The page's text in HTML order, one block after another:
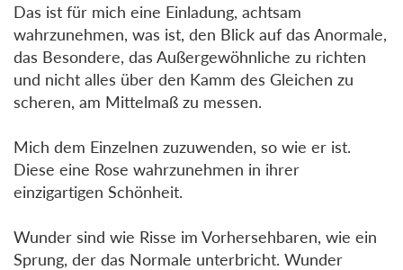
Das ist für mich eine Einladung, achtsam
wahrzunehmen, was ist, den Blick auf das Anormale,
das Besondere, das Außergewöhnliche zu richten
und nicht alles über den Kamm des Gleichen zu
scheren, am Mittelmaß zu messen.
Mich dem Einzelnen zuzuwenden, so wie er ist.
Diese eine Rose wahrzunehmen in ihrer
einzigartigen Schönheit.
Wunder sind wie Risse im Vorhersehbaren, wie ein
Sprung, der das Normale unterbricht. Wunder